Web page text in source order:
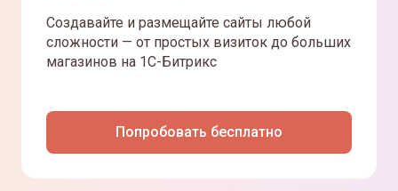
Создавайте и размещайте сайты любой
сложности — от простых визиток до больших
магазинов на 1С-Битрикс
Попробовать бесплатно